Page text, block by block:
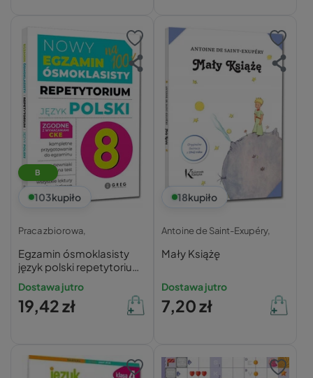
B
103kupiło
Praca zbiorowa,
Egzamin ósmoklasisty
język polski repetytorium
GREG 2026
Dostawa jutro
19,42 zł
18kupiło
Antoine de Saint-Exupéry,
Mały Książę
Dostawa jutro
7,20 zł